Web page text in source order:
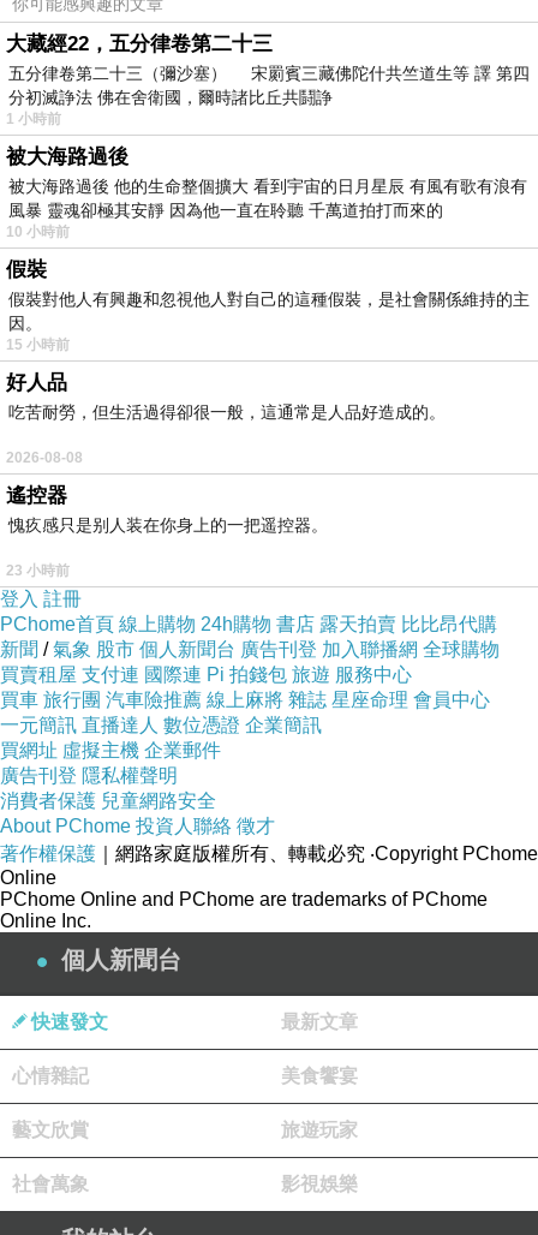
我此次畫LINE貼圖去投稿的計畫初擬如下：
一、性質：適合基督徒使用的貼圖。
二、主角：採用鴿子，名字暫定為小聖鴿。
三、繪圖軟體：採用CLIP STUDIO PAINT。這
套軟體我已經買了快一年了，我還不會使用。平
常畫插畫的圖我習慣用手繪，改用電腦軟體還真
的很不習慣，不懂的地方很多，只能一面畫一面
摸索找答案了。
四、語言：貼圖上的文字希望有英文版和中文版
2種。
第20日前：完成貼圖的圖案繪製工作初稿。
第30日前：完成貼圖的文字繪製工作初稿。
第50日前：完成貼圖的投稿。
第75日前：如果審核有意見時，依審核意見
完成貼圖的修改，並重新送審。
第90日前：預留有第二次修改及審核的時
間，然後就正式上架。
我的時程訂得還寬鬆，不想給自己太大的壓
力，否則就失去了樂趣。目前的進度尚符合預
期，如期完成目標的機率很大。
PS：本來想先PO一張小聖鴿的圖讓大家先看看，但是我
大藏經22，五分律卷第二十三
五分律卷第二十三（彌沙塞） 宋罽賓三藏佛陀什共竺道生等 譯 第四
分初滅諍法 佛在舍衛國，爾時諸比丘共鬪諍
1 小時前
被大海路過後
被大海路過後 他的生命整個擴大 看到宇宙的日月星辰 有風有歌有浪有
風暴 靈魂卻極其安靜 因為他一直在聆聽 千萬道拍打而來的
10 小時前
假裝
假裝對他人有興趣和忽視他人對自己的這種假裝，是社會關係維持的主
因。
15 小時前
好人品
吃苦耐勞，但生活過得卻很一般，這通常是人品好造成的。
2026-08-08
遙控器
愧疚感只是别人装在你身上的一把遥控器。
23 小時前
登入 註冊
PChome首頁 線上購物 24h購物 書店 露天拍賣 比比昂代購
新聞 /氣象 股市 個人新聞台 廣告刊登 加入聯播網 全球購物
買賣租屋 支付連 國際連 Pi 拍錢包 旅遊 服務中心
買車 旅行團 汽車險推薦 線上麻將 雜誌 星座命理 會員中心
一元簡訊 直播達人 數位憑證 企業簡訊
買網址 虛擬主機 企業郵件
廣告刊登 隱私權聲明
消費者保護 兒童網路安全
About PChome 投資人聯絡 徵才
著作權保護 ｜網路家庭版權所有、轉載必究 ‧Copyright PChome
Online
PChome Online and PChome are trademarks of PChome
Online Inc.
個人新聞台
快速發文 最新文章
心情雜記 美食饗宴
藝文欣賞 旅遊玩家
社會萬象 影視娛樂